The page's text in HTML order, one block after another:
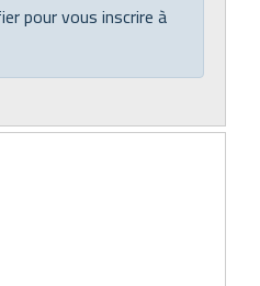
pour vous inscrire à